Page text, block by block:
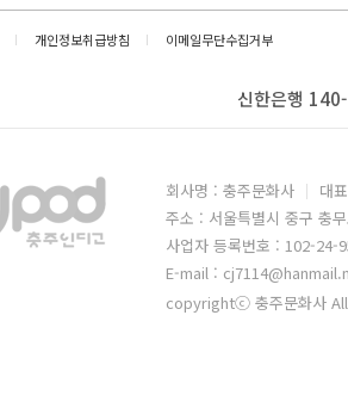
개인정보취급방침 이메일무단수집거부
신한은행
회사명 : 충주문화사
대
주소 : 서울특별시 중구 충
사업자 등록번호 : 102-24-
E-mail :
copyrightⓒ 충주문화사